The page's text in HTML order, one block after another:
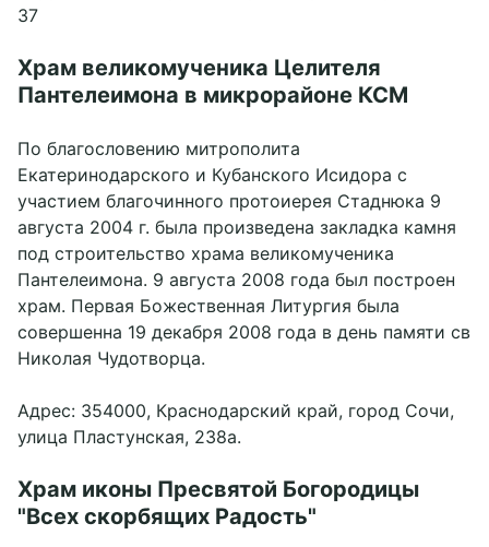
37
Храм великомученика Целителя
Пантелеимона в микрорайоне КСМ
По благословению митрополита
Екатеринодарского и Кубанского Исидора с
участием благочинного протоиерея Стаднюка 9
августа 2004 г. была произведена закладка камня
под строительство храма великомученика
Пантелеимона. 9 августа 2008 года был построен
храм. Первая Божественная Литургия была
совершенна 19 декабря 2008 года в день памяти св
Николая Чудотворца.
Адрес: 354000, Краснодарский край, город Сочи,
улица Пластунская, 238а.
Храм иконы Пресвятой Богородицы
"Всех скорбящих Радость"